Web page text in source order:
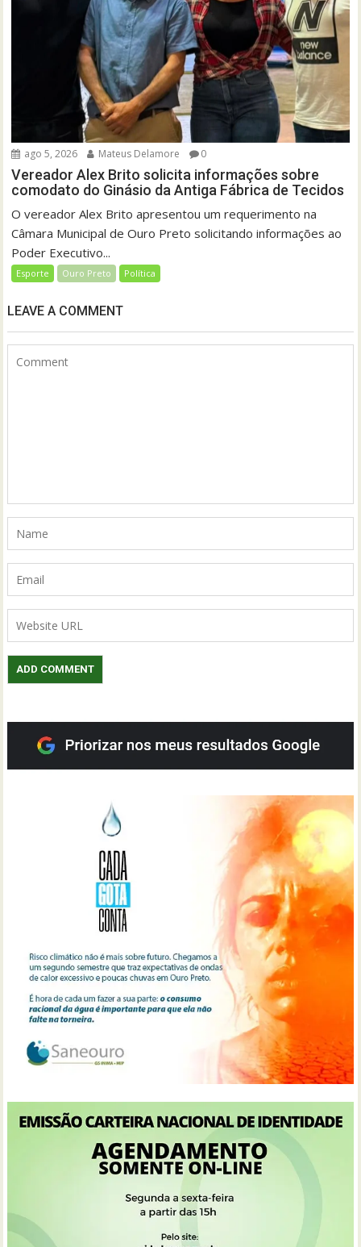
ago 5, 2026 Mateus Delamore 0
Vereador Alex Brito solicita informações sobre
comodato do Ginásio da Antiga Fábrica de Tecidos
O vereador Alex Brito apresentou um requerimento na
Câmara Municipal de Ouro Preto solicitando informações ao
Poder Executivo...
Esporte Ouro Preto Política
LEAVE A COMMENT